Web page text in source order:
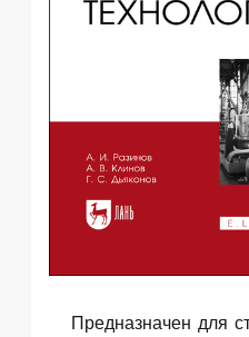
Предназначен для